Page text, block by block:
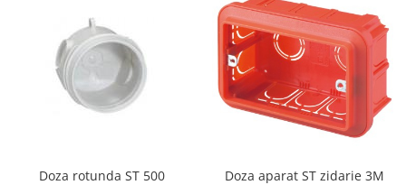
Doza rotunda ST 500
Doza aparat ST zidarie 3M